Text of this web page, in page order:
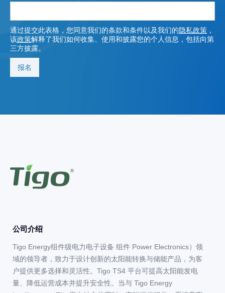
通过提交此表格，您同意我们的条款和条件以及我们的隐私政策 ，
该政策解释了我们如何收集、使用和披露您的个人信息，包括向第
三方披露。
公司介绍
Tigo Energy组件级电力电子设备 组件 Power Electronics）领
域的领导者，致力于设计创新的太阳能转换与储能产品，为客
户提供更多选择和灵活性。Tigo TS4 平台可提高太阳能发电
量、降低运营成本并提升安全性。当与 Tigo Energy